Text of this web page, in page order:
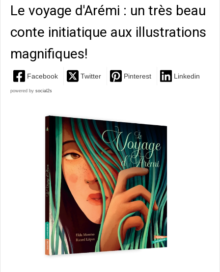
Le voyage d'Arémi : un très beau
conte initiatique aux illustrations
magnifiques!
Facebook Twitter Pinterest Linkedin
powered by social2s